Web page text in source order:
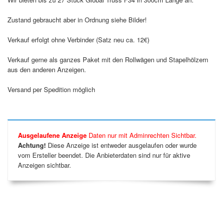
Zustand gebraucht aber in Ordnung siehe Bilder!
Verkauf erfolgt ohne Verbinder (Satz neu ca. 12€)
Verkauf gerne als ganzes Paket mit den Rollwägen und Stapelhölzern
aus den anderen Anzeigen.
Versand per Spedition möglich
Ausgelaufene Anzeige Daten nur mit Adminrechten Sichtbar.
Achtung! Diese Anzeige ist entweder ausgelaufen oder wurde
vom Ersteller beendet. Die Anbieterdaten sind nur für aktive
Anzeigen sichtbar.